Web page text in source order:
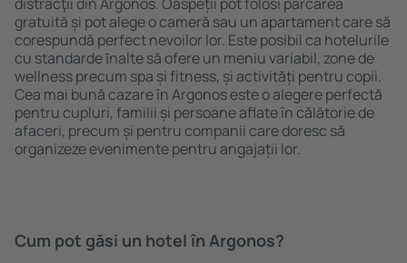
gratuită și pot alege o cameră sau un apartament care să
corespundă perfect nevoilor lor. Este posibil ca hotelurile
cu standarde ȋnalte să ofere un meniu variabil, zone de
wellness precum spa și fitness, și activități pentru copii.
Cea mai bună cazare în Argonos este o alegere perfectă
pentru cupluri, familii și persoane aflate în călătorie de
afaceri, precum și pentru companii care doresc să
organizeze evenimente pentru angajații lor.
Cum pot găsi un hotel în Argonos?